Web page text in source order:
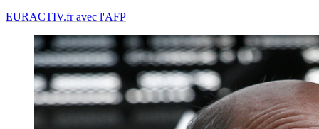
EURACTIV.fr avec l'AFP